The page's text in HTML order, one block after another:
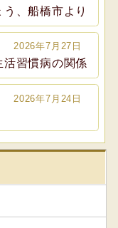
、船橋市より
2026年7月27日
習慣病の関係
2026年7月24日